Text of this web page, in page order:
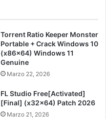
Torrent Ratio Keeper Monster
Portable + Crack Windows 10
(x86x64) Windows 11
Genuine
Marzo 22, 2026
FL Studio Free[Activated]
[Final] (x32x64) Patch 2026
Marzo 21, 2026